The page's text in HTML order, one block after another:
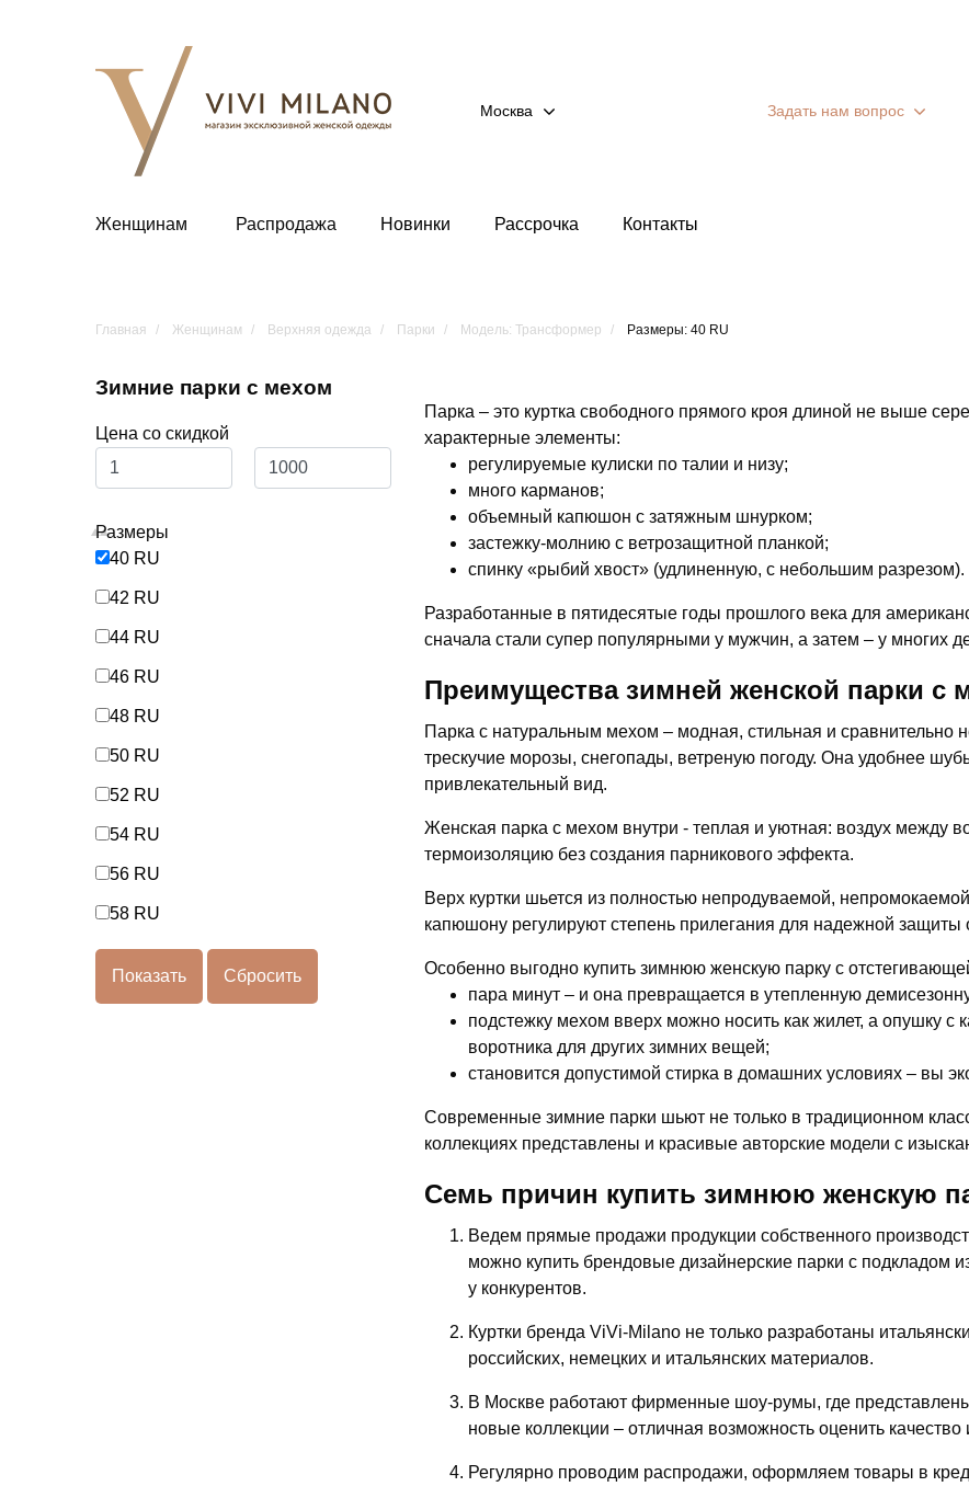
Москва Задать нам вопрос
Женщинам Распродажа Новинки Рассрочка Контакты
Главная Женщинам Верхняя одежда Парки Модель: Трансформер Размеры: 40 RU
Зимние парки с мехом
Цена со скидкой
Размеры
40 RU
42 RU
44 RU
46 RU
48 RU
50 RU
52 RU
54 RU
56 RU
58 RU
Парка – это куртка свободного прямого кроя длиной не выше
характерные элементы:
регулируемые кулиски по талии и низу;
много карманов;
объемный капюшон с затяжным шнурком;
застежку-молнию с ветрозащитной планкой;
спинку «рыбий хвост» (удлиненную, с небольшим разрезом).
Разработанные в пятидесятые годы прошлого века для
сначала стали супер популярными у мужчин, а затем – у многих
Преимущества зимней женской парки с
Парка с натуральным мехом – модная, стильная и сравнительно
трескучие морозы, снегопады, ветреную погоду. Она удобнее
привлекательный вид.
Женская парка с мехом внутри - теплая и уютная: воздух между
термоизоляцию без создания парникового эффекта.
Верх куртки шьется из полностью непродуваемой,
капюшону регулируют степень прилегания для надежной защиты
Особенно выгодно купить зимнюю женскую парку с
пара минут – и она превращается в утепленную
подстежку мехом вверх можно носить как жилет, а опушку с
воротника для других зимних вещей;
становится допустимой стирка в домашних условиях – вы
Современные зимние парки шьют не только в традиционном
коллекциях представлены и красивые авторские модели с
Семь причин купить зимнюю женскую
Ведем прямые продажи продукции собственного
можно купить брендовые дизайнерские парки с подкладом
у конкурентов.
Куртки бренда ViVi-Milano не только разработаны
российских, немецких и итальянских материалов.
В Москве работают фирменные шоу-румы, где
новые коллекции – отличная возможность оценить
Регулярно проводим распродажи, оформляем товары в